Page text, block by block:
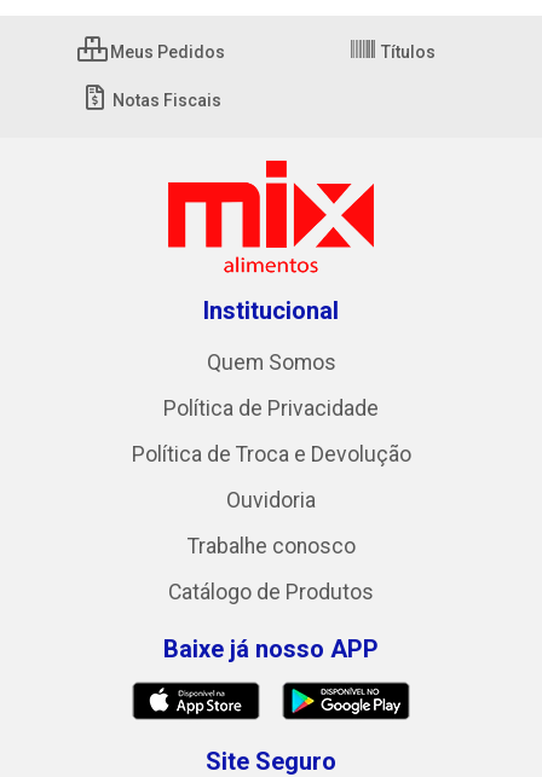
Meus Pedidos Títulos
Notas Fiscais
Institucional
Quem Somos
Política de Privacidade
Política de Troca e Devolução
Ouvidoria
Trabalhe conosco
Catálogo de Produtos
Baixe já nosso APP
Site Seguro